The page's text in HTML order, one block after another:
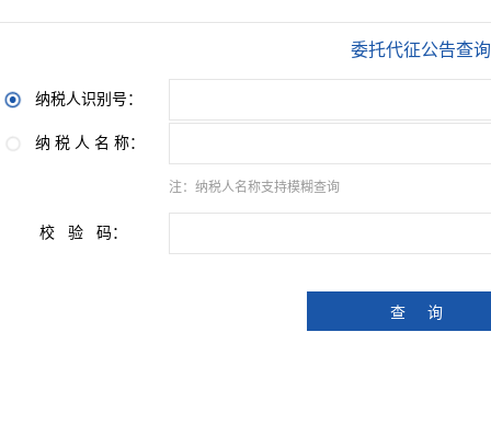
委托代征公告查询
纳税人识别号：
纳 税 人 名 称：
注：纳税人名称支持模糊查询
校 验 码：